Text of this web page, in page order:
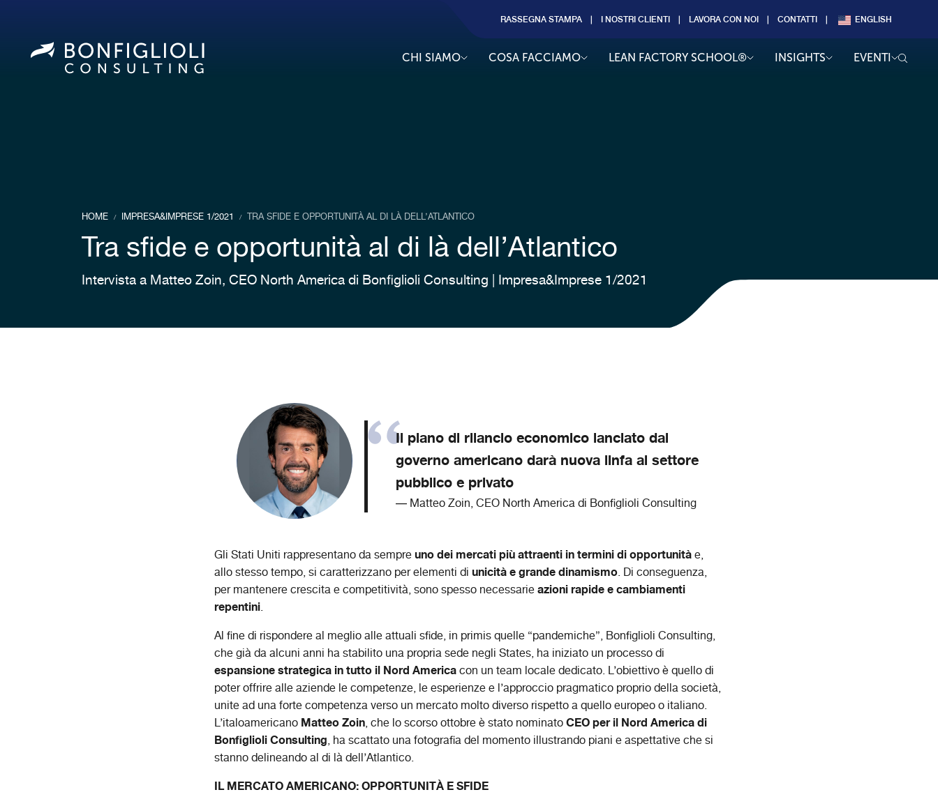
RASSEGNA STAMPA I NOSTRI CLIENTI LAVORA CON NOI CONTATTI ENGLISH
CHI SIAMO COSA FACCIAMO LEAN FACTORY SCHOOL® INSIGHTS EVENTI
HOME / IMPRESA&IMPRESE 1/2021 / TRA SFIDE E OPPORTUNITÀ AL DI LÀ DELL’ATLANTICO
Tra sfide e opportunità al di là dell’Atlantico
Intervista a Matteo Zoin, CEO North America di Bonfiglioli Consulting | Impresa&Imprese 1/2021
Il piano di rilancio economico lanciato dal
governo americano darà nuova linfa al settore
pubblico e privato
Matteo Zoin, CEO North America di Bonfiglioli Consulting
Gli Stati Uniti rappresentano da sempreuno dei mercati più attraenti in termini di opportunitàe,
allo stesso tempo, si caratterizzano per elementi di unicità e grande dinamismo. Di conseguenza,
per mantenere crescita e competitività, sono spesso necessarieazioni rapide e cambiamenti
repentini.
Al fine di rispondere al meglio alle attuali sfide, in primis quelle “pandemiche”, Bonfiglioli Consulting,
che già da alcuni anni ha stabilito una propria sede negli States, ha iniziato un processo di
espansione strategica intutto il Nord Americacon un team locale dedicato. L’obiettivo è quello di
poter offrire alle aziende le competenze, le esperienze e l’approccio pragmatico proprio della società,
unite ad una forte competenza verso un mercato molto diverso rispetto a quello europeo o italiano.
L’italoamericano Matteo Zoin, che lo scorso ottobre è stato nominatoCEO per il Nord America di
Bonfiglioli Consulting, ha scattato una fotografia del momento illustrando piani e aspettative che si
stanno delineando al di là dell’Atlantico.
IL MERCATO AMERICANO: OPPORTUNITÀ E SFIDE